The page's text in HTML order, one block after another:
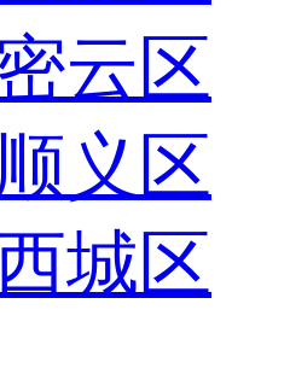
云区
顺义区
城区